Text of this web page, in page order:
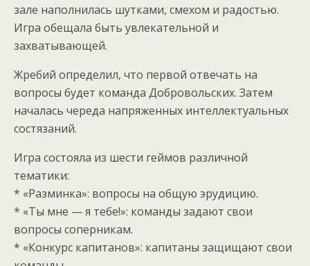
зале наполнилась шутками, смехом и радостью.
Игра обещала быть увлекательной и
захватывающей.
Жребий определил, что первой отвечать на
вопросы будет команда Добровольских. Затем
началась череда напряженных интеллектуальных
состязаний.
Игра состояла из шести геймов различной
тематики:
* «Разминка»: вопросы на общую эрудицию.
* «Ты мне — я тебе!»: команды задают свои
вопросы соперникам.
* «Конкурс капитанов»: капитаны защищают свои